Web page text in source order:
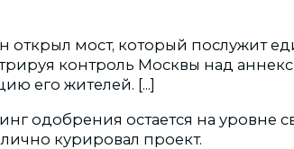
открыл мост, который послужит
контроль Москвы над
его жителей. [...]
одобрения остается на уровне
курировал проект.